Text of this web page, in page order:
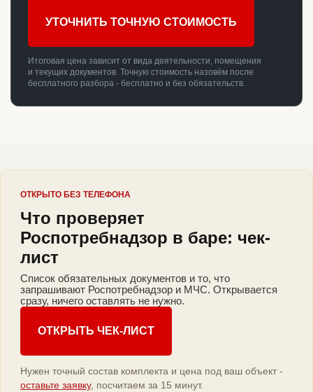
УТОЧНИТЬ ТОЧНУЮ СТОИМОСТЬ
Итоговая цена зависит от вида деятельности, помещения
и текущих документов. Точную стоимость назовём после
бесплатного разбора - бесплатно и без обязательств.
ОТКРЫТО БЕЗ ТЕЛЕФОНА
Что проверяет
Роспотребнадзор в баре: чек-
лист
Список обязательных документов и то, что
запрашивают Роспотребнадзор и МЧС. Открывается
сразу, ничего оставлять не нужно.
ОТКРЫТЬ ЧЕК-ЛИСТ
Нужен точный состав комплекта и цена под ваш объект -
оставьте заявку, посчитаем за 15 минут.